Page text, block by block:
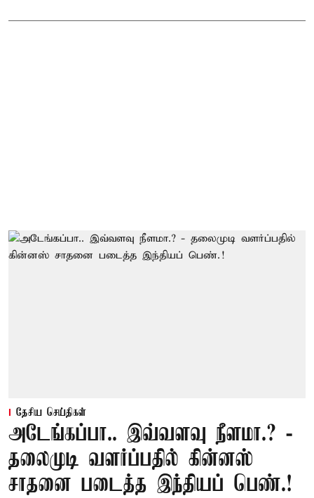
தேசிய செய்திகள்
அடேங்கப்பா.. இவ்வளவு நீளமா.? -
தலைமுடி வளர்ப்பதில் கின்னஸ்
சாதனை படைத்த இந்தியப் பெண்.!